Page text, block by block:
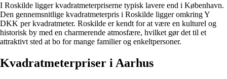
I Roskilde ligger kvadratmeterpriserne typisk lavere end i København.
Den gennemsnitlige kvadratmeterpris i Roskilde ligger omkring Y
DKK per kvadratmeter. Roskilde er kendt for at være en kulturel og
historisk by med en charmerende atmosfære, hvilket gør det til et
attraktivt sted at bo for mange familier og enkeltpersoner.
Kvadratmeterpriser i Aarhus